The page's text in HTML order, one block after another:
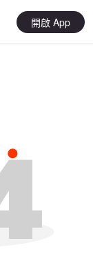
開啟 App